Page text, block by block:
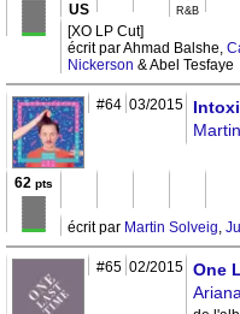
US R&B
[XO LP Cut]
écrit par Ahmad Balshe,
Nickerson & Abel Tesfaye
#64 03/2015
62 pts
écrit par Martin Solveig,
#65 02/2015 One